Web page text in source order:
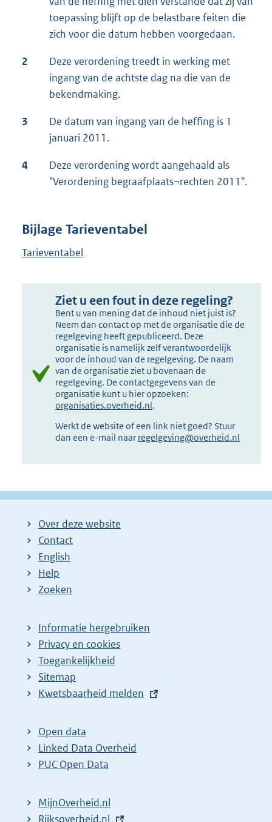
toepassing blijft op de belastbare feiten die
zich voor die datum hebben voorgedaan.
2
Deze verordening treedt in werking met
ingang van de achtste dag na die van de
bekendmaking.
3
De datum van ingang van de heffing is 1
januari 2011.
4
Deze verordening wordt aangehaald als
"Verordening begraafplaats¬rechten 2011".
Bijlage Tarieventabel
Tarieventabel
Ziet u een fout in deze regeling?
Bent u van mening dat de inhoud niet juist is?
Neem dan contact op met de organisatie die de
regelgeving heeft gepubliceerd. Deze
organisatie is namelijk zelf verantwoordelijk
voor de inhoud van de regelgeving. De naam
van de organisatie ziet u bovenaan de
regelgeving. De contactgegevens van de
organisatie kunt u hier opzoeken:
organisaties.overheid.nl.
Werkt de website of een link niet goed? Stuur
dan een e-mail naar regelgeving@overheid.nl
Over deze website
Contact
English
Help
Zoeken
Informatie hergebruiken
Privacy en cookies
Toegankelijkheid
Sitemap
E
t
e
r
l
Kwetsbaarheid melden
Open data
Linked Data Overheid
PUC Open Data
MijnOverheid.nl
E
Rijksoverheid.nl